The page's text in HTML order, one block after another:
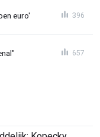
euro' 396
657